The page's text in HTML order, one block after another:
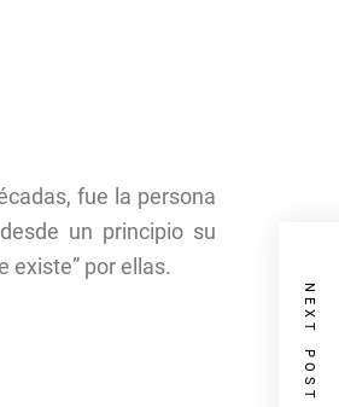
fue la persona
un principio su
existe” por ellas.
NEXT POST